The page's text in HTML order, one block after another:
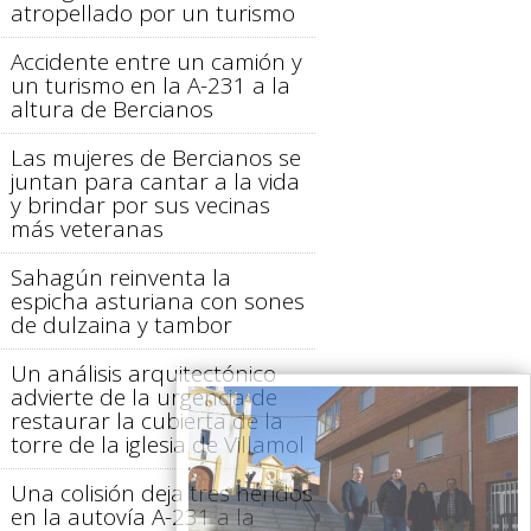
atropellado por un turismo
Accidente entre un camión y
un turismo en la A-231 a la
altura de Bercianos
Las mujeres de Bercianos se
juntan para cantar a la vida
y brindar por sus vecinas
más veteranas
Sahagún reinventa la
espicha asturiana con sones
de dulzaina y tambor
Un análisis arquitectónico
advierte de la urgencia de
restaurar la cubierta de la
torre de la iglesia de Villamol
Una colisión deja tres heridos
en la autovía A-231 a la